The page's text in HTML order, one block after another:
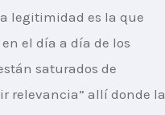
legitimidad es la que
el día a día de los
saturados de
relevancia” allí donde la